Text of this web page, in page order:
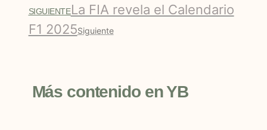
SIGUIENTELa FIA revela el Calendario
F1 2025Siguiente
Más contenido en YB